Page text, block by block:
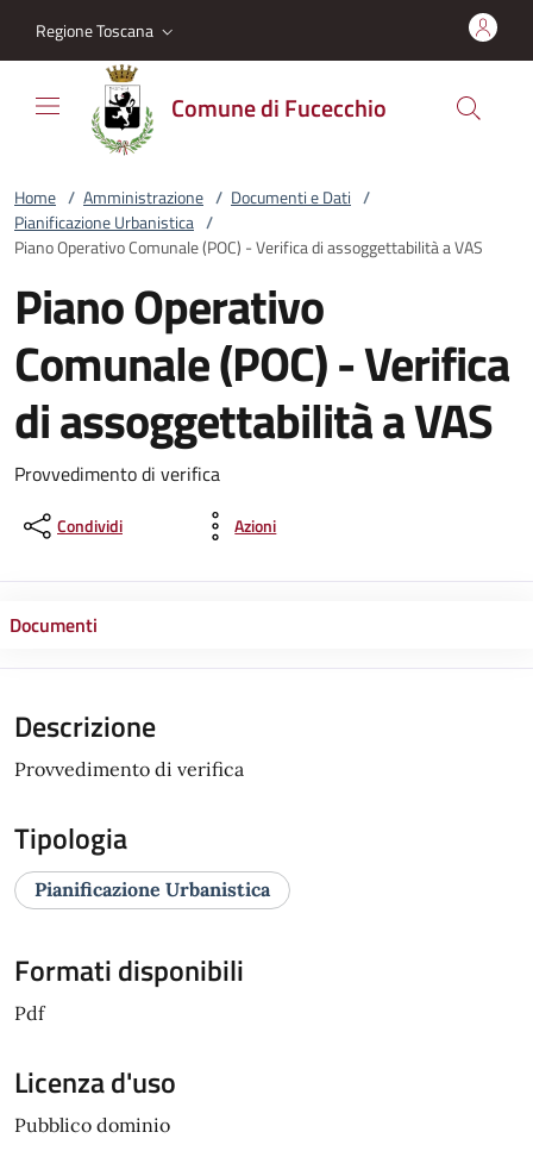
Regione Toscana
Comune di Fucecchio
Home / Amministrazione / Documenti e Dati /
Pianificazione Urbanistica /
Piano Operativo Comunale (POC) - Verifica di assoggettabilità a VAS
Piano Operativo
Comunale (POC) - Verifica
di assoggettabilità a VAS
Provvedimento di verifica
Condividi Azioni
Documenti
Descrizione
Provvedimento di verifica
Tipologia
Pianificazione Urbanistica
Formati disponibili
Pdf
Licenza d'uso
Pubblico dominio